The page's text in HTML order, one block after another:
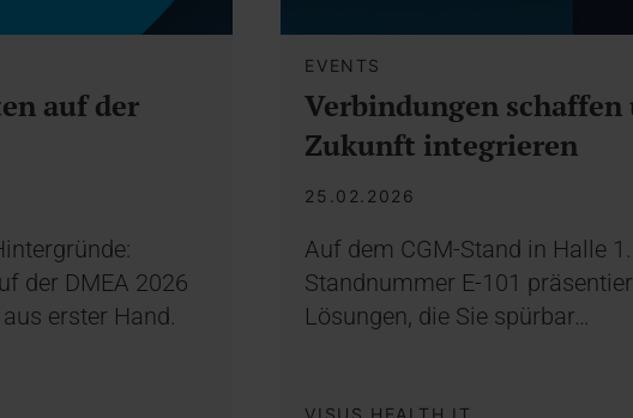
auf der
der DMEA 2026
erster Hand.
EVENTS
Verbindungen schaffen
Zukunft integrieren
25.02.2026
Auf dem CGM-Stand in Halle
Standnummer E-101
Lösungen, die Sie spürbar…